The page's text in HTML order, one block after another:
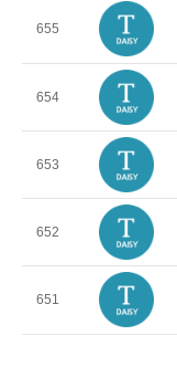
655
654
653
652
651